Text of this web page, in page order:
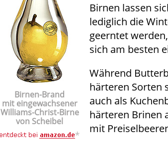
Birnen-Brand
mit eingewachsener
Williams-Christ-Birne
von Scheibel
*
Birnen lassen
lediglich die
geerntet
sich am besten
Während
härteren Sorten
auch als
härteren Brinen
mit